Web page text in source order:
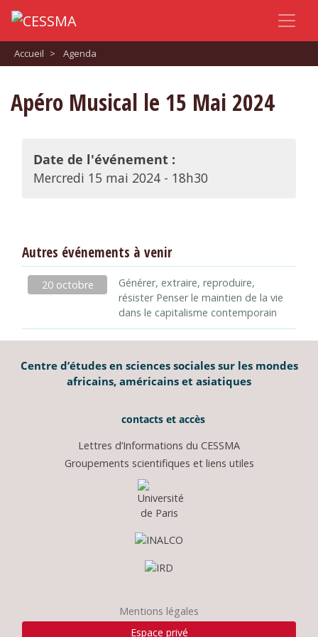
Accueil > Agenda
Apéro Musical le 15 Mai 2024
Date de l'événement :
Mercredi 15 mai 2024 - 18h30
Autres événements à venir
20 octobre
Générer, extraire, reproduire,
résister Penser le maintien de la vie
dans le capitalisme contemporain
Centre d’études en sciences sociales sur les mondes
africains, américains et asiatiques
contacts et accès
Lettres d’Informations du CESSMA
Groupements scientifiques et liens utiles
Mentions légales
Espace privé